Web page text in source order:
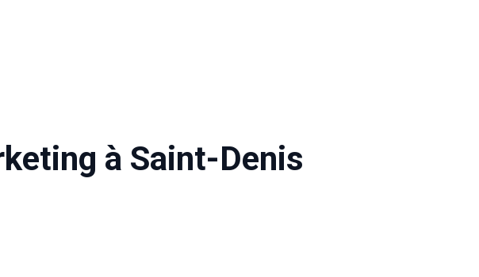
à Saint-Denis